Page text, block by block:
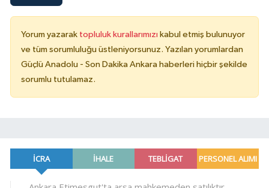
Yorum yazarak topluluk kurallarımızı kabul etmiş bulunuyor
ve tüm sorumluluğu üstleniyorsunuz. Yazılan yorumlardan
Güçlü Anadolu - Son Dakika Ankara haberleri hiçbir şekilde
sorumlu tutulamaz.